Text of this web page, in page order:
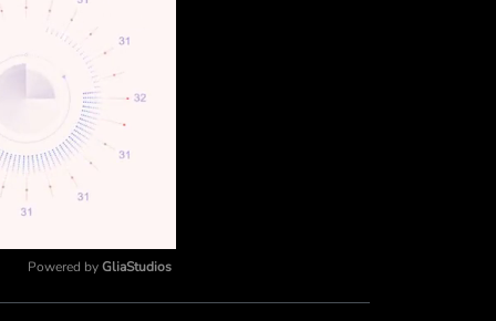
Powered by GliaStudios